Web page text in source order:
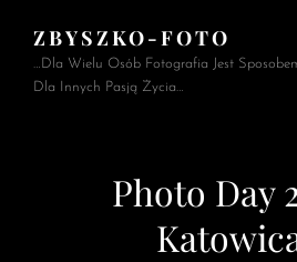
ZBYSZKO-FOTO
…Dla Wielu Osób Fotografia Jest
Dla Innych Pasją Życia…
Photo Day